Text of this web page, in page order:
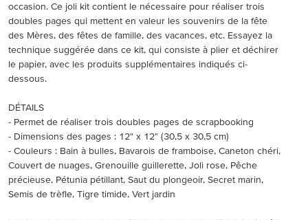
occasion. Ce joli kit contient le nécessaire pour réaliser trois
doubles pages qui mettent en valeur les souvenirs de la fête
des Mères, des fêtes de famille, des vacances, etc. Essayez la
technique suggérée dans ce kit, qui consiste à plier et déchirer
le papier, avec les produits supplémentaires indiqués ci-
dessous.
DÉTAILS
- Permet de réaliser trois doubles pages de scrapbooking
- Dimensions des pages : 12" x 12" (30,5 x 30,5 cm)
- Couleurs : Bain à bulles, Bavarois de framboise, Caneton chéri,
Couvert de nuages, Grenouille guillerette, Joli rose, Pêche
précieuse, Pétunia pétillant, Saut du plongeoir, Secret marin,
Semis de trèfle, Tigre timide, Vert jardin